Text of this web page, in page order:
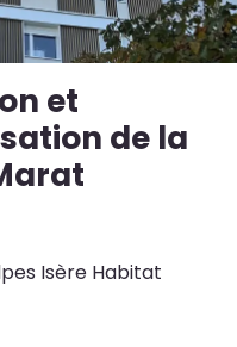
et
de la
Isère Habitat